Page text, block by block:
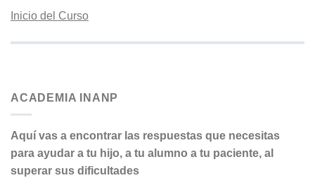
Inicio del Curso
ACADEMIA INANP
Aquí vas a encontrar las respuestas que necesitas
para ayudar a tu hijo, a tu alumno a tu paciente, al
superar sus dificultades